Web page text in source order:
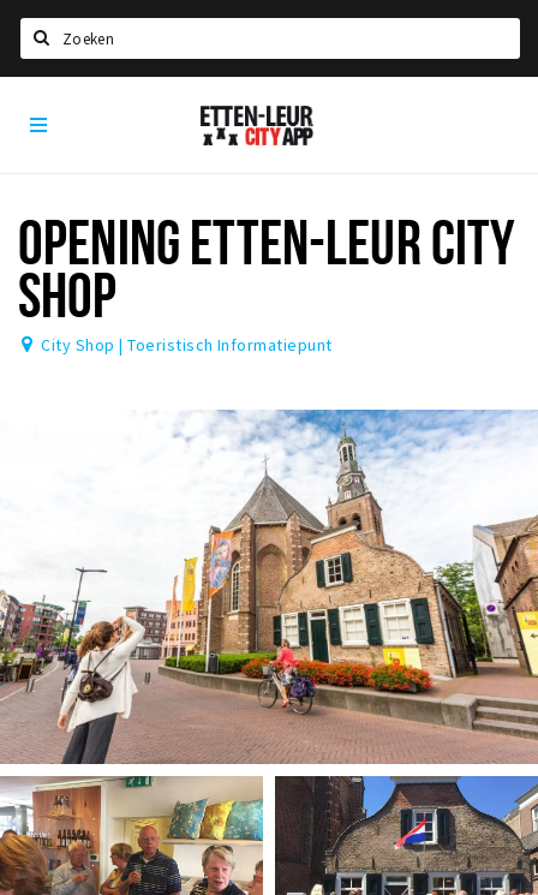
Home
Deals
Party pics
Nieuws, interviews & blogs
Eten
Winkelgebieden
Parkeren
Bezienswaardigheden
Musea, theaters & podia
Uitjes & activiteiten
Toeristische routes
Natuurgebieden
Baroniepoorten
Etten-
Leur
OPENING ETTEN-LEUR CITY
SHOP
City Shop | Toeristisch Informatiepunt